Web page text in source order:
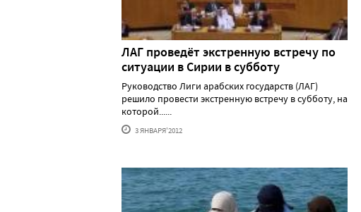
ЛАГ проведёт экстренную встречу по
ситуации в Сирии в субботу
Руководство Лиги арабских государств (ЛАГ)
решило провести экстренную встречу в субботу, на
которой......
3 ЯНВАРЯ'2012